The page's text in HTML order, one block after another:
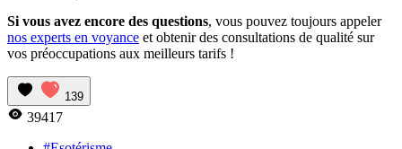
Si vous avez encore des questions, vous pouvez toujours appeler
nos experts en voyance et obtenir des consultations de qualité sur
vos préoccupations aux meilleurs tarifs !
139
39417